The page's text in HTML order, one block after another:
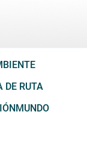
DE RUTA
MUNDO